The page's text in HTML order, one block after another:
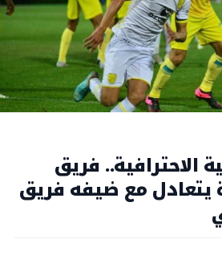
الاحترافية.. فريق
يتعادل مع ضيفه فريق